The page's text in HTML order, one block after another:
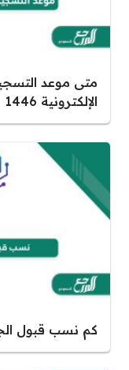
متى موعد
الإلكترونية 1446
كم نسب قبول